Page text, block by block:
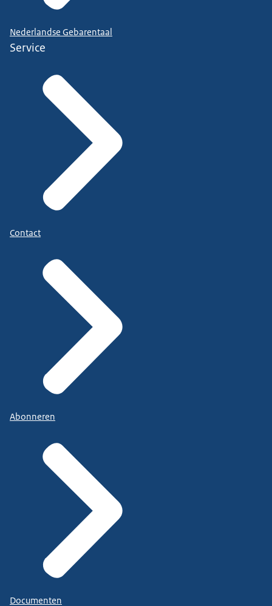
Nederlandse Gebarentaal
Service
Contact
Abonneren
Documenten